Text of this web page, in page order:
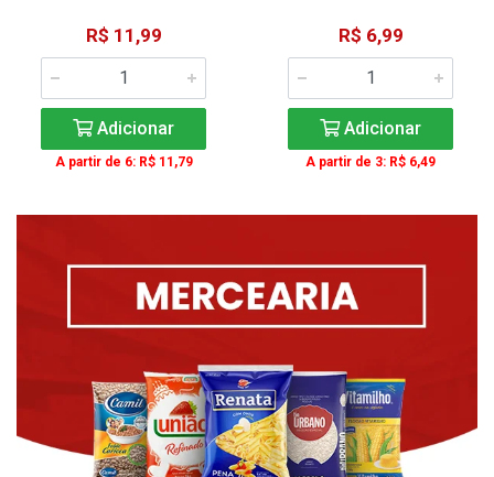
R$ 11,99
Adicionar
A partir de 6: R$ 11,79
R$ 6,99
Adicionar
A partir de 3: R$ 6,49